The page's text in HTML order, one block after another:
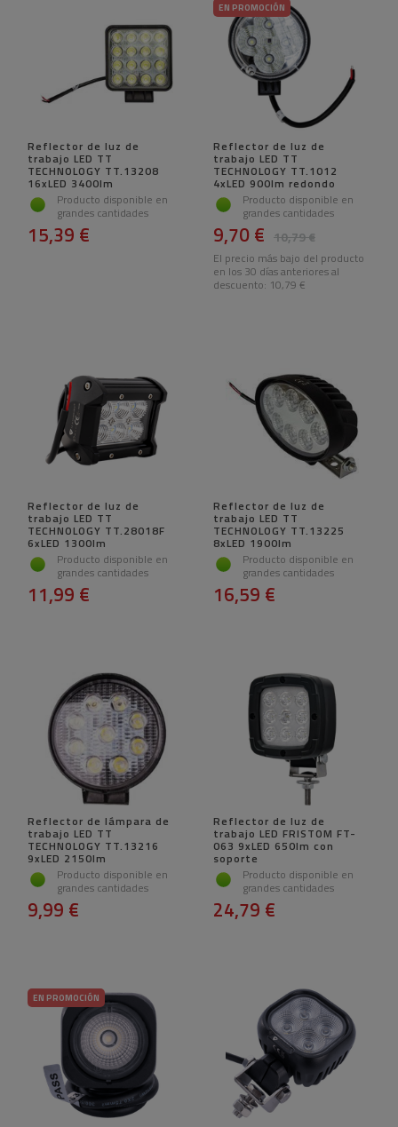
Reflector de luz de
trabajo LED TT
TECHNOLOGY TT.13208
16xLED 3400lm
Producto disponible en
grandes cantidades
15,39 €
EN PROMOCIÓN
Reflector de luz de
trabajo LED TT
TECHNOLOGY TT.1012
4xLED 900lm redondo
Producto disponible en
grandes cantidades
10,79 €
9,70 €
El precio más bajo del producto
en los 30 días anteriores al
descuento: 10,79 €
Reflector de luz de
trabajo LED TT
TECHNOLOGY TT.28018F
6xLED 1300lm
Producto disponible en
grandes cantidades
11,99 €
Reflector de luz de
trabajo LED TT
TECHNOLOGY TT.13225
8xLED 1900lm
Producto disponible en
grandes cantidades
16,59 €
Reflector de lámpara de
trabajo LED TT
TECHNOLOGY TT.13216
9xLED 2150lm
Producto disponible en
grandes cantidades
9,99 €
Reflector de luz de
trabajo LED FRISTOM FT-
063 9xLED 650lm con
soporte
Producto disponible en
grandes cantidades
24,79 €
EN PROMOCIÓN